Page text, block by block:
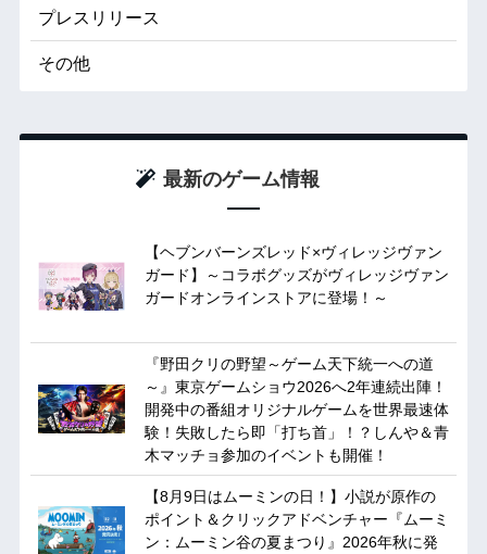
プレスリリース
その他
最新のゲーム情報
【ヘブンバーンズレッド×ヴィレッジヴァン
ガード】～コラボグッズがヴィレッジヴァン
ガードオンラインストアに登場！～
『野田クリの野望～ゲーム天下統一への道
～』東京ゲームショウ2026へ2年連続出陣！
開発中の番組オリジナルゲームを世界最速体
験！失敗したら即「打ち首」！？しんや＆青
木マッチョ参加のイベントも開催！
【8月9日はムーミンの日！】小説が原作の
ポイント＆クリックアドベンチャー『ムーミ
ン：ムーミン谷の夏まつり』2026年秋に発